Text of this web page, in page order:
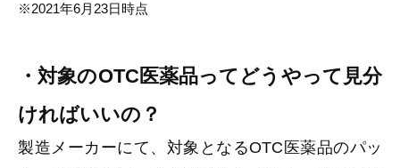
※2021年6月23日時点
・対象のOTC医薬品ってどうやって見分
ければいいの？
製造メーカーにて、対象となるOTC医薬品のパッ